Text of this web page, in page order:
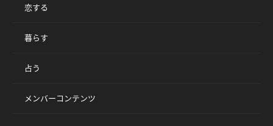
恋する
暮らす
占う
メンバーコンテンツ